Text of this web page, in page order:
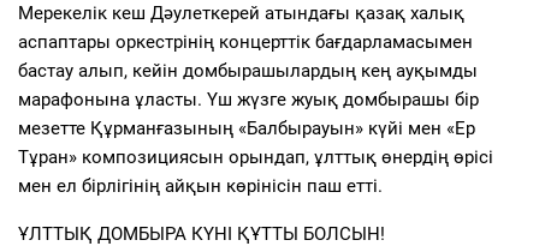
Мерекелік кеш Дәулеткерей атындағы қазақ халық
аспаптары оркестрінің концерттік бағдарламасымен
бастау алып, кейін домбырашылардың кең ауқымды
марафонына ұласты. Үш жүзге жуық домбырашы бір
мезетте Құрманғазының «Балбырауын» күйі мен «Ер
Тұран» композициясын орындап, ұлттық өнердің өрісі
мен ел бірлігінің айқын көрінісін паш етті.
ҰЛТТЫҚ ДОМБЫРА КҮНІ ҚҰТТЫ БОЛСЫН!